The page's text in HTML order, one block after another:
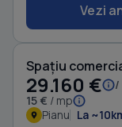
Vezi
Spațiu
29.160 €
/
15 € / mp
Pianu La